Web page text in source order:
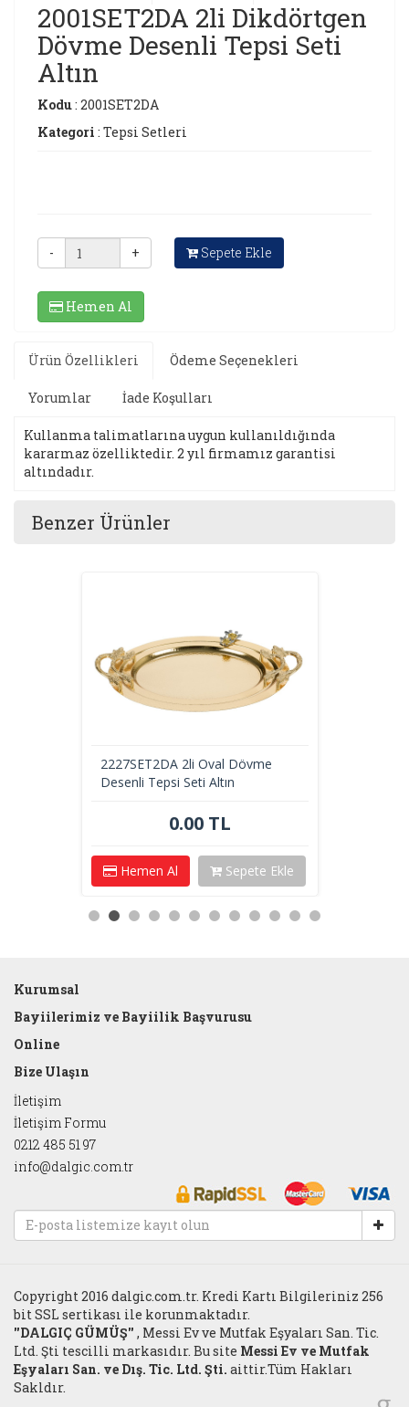
2001SET2DA 2li Dikdörtgen
Dövme Desenli Tepsi Seti
Altın
Kodu: 2001SET2DA
Kategori : Tepsi Setleri
- + Sepete Ekle
Hemen Al
Ürün Özellikleri Ödeme Seçenekleri
Yorumlar İade Koşulları
Kullanma talimatlarına uygun kullanıldığında
kararmaz özelliktedir. 2 yıl firmamız garantisi
altındadır.
Benzer Ürünler
2227SET2DA 2li Oval Dövme
Desenli Tepsi Seti Altın
0.00 TL
Hemen Al Sepete Ekle
Kurumsal
Bayiilerimiz ve Bayiilik Başvurusu
Online
Bize Ulaşın
İletişim
İletişim Formu
0212 485 51 97
info@dalgic.com.tr
Copyright 2016 dalgic.com.tr. Kredi Kartı Bilgileriniz 256
bit SSL sertikası ile korunmaktadır.
''DALGIÇ GÜMÜŞ'' , Messi Ev ve Mutfak Eşyaları San. Tic.
Ltd. Şti tescilli markasıdır. Bu site Messi Ev ve Mutfak
Eşyaları San. ve Dış. Tic. Ltd. Şti. aittir.Tüm Hakları
Sakldır.